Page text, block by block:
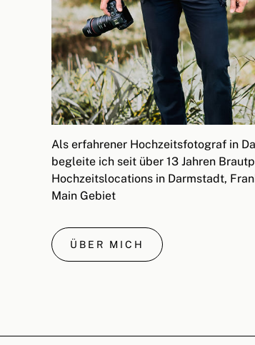
Als erfahrener Hochzeitsfotograf in
begleite ich seit über 13 Jahren
Hochzeitslocations in Darmstadt,
Main Gebiet
ÜBER MICH